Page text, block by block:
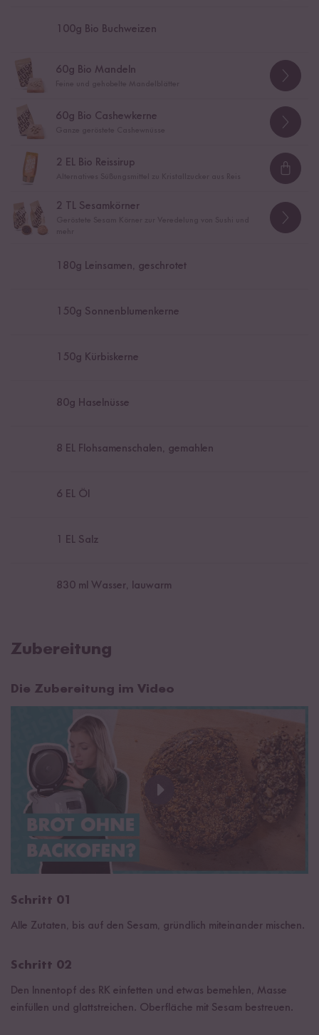
100g Bio Buchweizen
60g Bio Mandeln
60g Bio Cashewkerne
2 EL Bio Reissirup
2 TL Sesamkörner
180g Leinsamen, geschrotet
150g Sonnenblumenkerne
150g Kürbiskerne
80g Haselnüsse
8 EL Flohsamenschalen, gemahlen
6 EL Öl
1 EL Salz
830 ml Wasser, lauwarm
Zubereitung
Die Zubereitung im Video
Schritt 01
Alle Zutaten, bis auf den Sesam, gründlich miteinander mischen.
Schritt 02
Den Innentopf des RK einfetten und etwas bemehlen, Masse
einfüllen und glattstreichen. Oberfläche mit Sesam bestreuen.